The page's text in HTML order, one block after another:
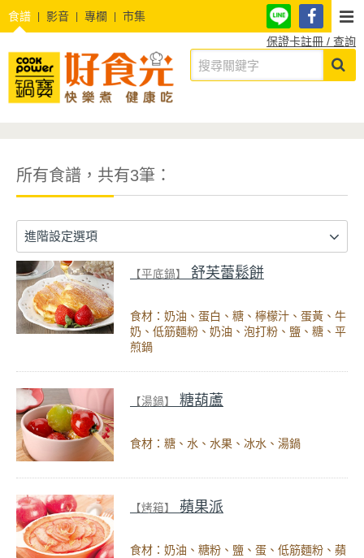
食譜 影音 專欄
市集
保證卡註冊 / 查詢
所有食譜，共有3筆：
進階設定選項
【平底鍋】 舒芙蕾鬆餅
食材：奶油、蛋白、糖、檸檬汁、蛋黃、牛
奶、低筋麵粉、奶油、泡打粉、鹽、糖、平
煎鍋
【湯鍋】 糖葫蘆
食材：糖、水、水果、冰水、湯鍋
【烤箱】 蘋果派
食材：奶油、糖粉、鹽、蛋、低筋麵粉、蘋